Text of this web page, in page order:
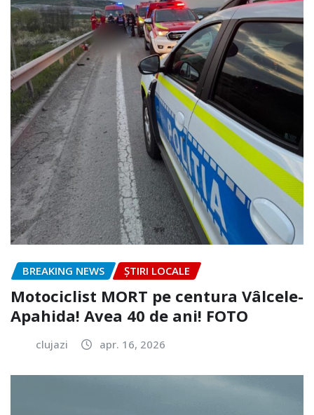
BREAKING NEWS ȘTIRI LOCALE
Motociclist MORT pe centura Vâlcele-
Apahida! Avea 40 de ani! FOTO
clujazi apr. 16, 2026